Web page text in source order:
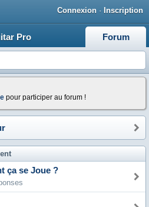
Connexion · Inscription
Pro Forum
pour participer au forum !
ça se Joue ?